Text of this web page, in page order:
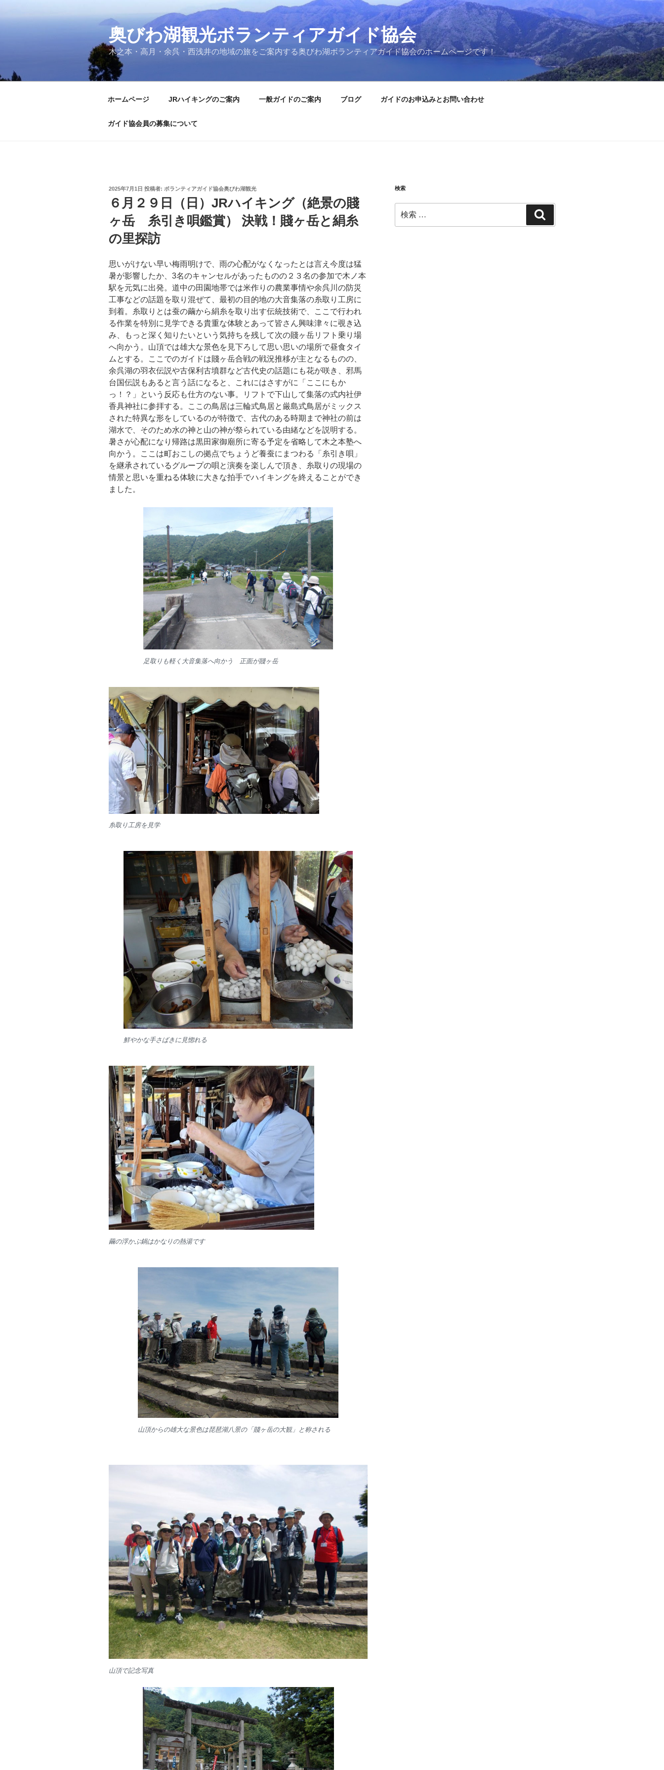
ス
奥びわ湖観光ボランティアガイド協会
木之本・高月・余呉・西浅井の地域の旅をご案内する奥びわ湖ボランティアガイド協会のホームページです！
ホームページ JRハイキングのご案内 一般ガイドのご案内 ブログ ガイドのお申込みとお問い合わせ
ガイド協会員の募集について
投
日:
2025年7月1日 投稿者: ボランティアガイド協会奥びわ湖観光
６月２９日（日）JRハイキング（絶景の賤
ヶ岳 糸引き唄鑑賞） 決戦！賤ヶ岳と絹糸
の里探訪
思いがけない早い梅雨明けで、雨の心配がなくなったとは言え今度は猛
暑が影響したか、3名のキャンセルがあったものの２３名の参加で木ノ本
駅を元気に出発。道中の田園地帯では米作りの農業事情や余呉川の防災
工事などの話題を取り混ぜて、最初の目的地の大音集落の糸取り工房に
到着。糸取りとは蚕の繭から絹糸を取り出す伝統技術で、ここで行われ
る作業を特別に見学できる貴重な体験とあって皆さん興味津々に覗き込
み、もっと深く知りたいという気持ちを残して次の賤ヶ岳リフト乗り場
へ向かう。山頂では雄大な景色を見下ろして思い思いの場所で昼食タイ
ムとする。ここでのガイドは賤ヶ岳合戦の戦況推移が主となるものの、
余呉湖の羽衣伝説や古保利古墳群など古代史の話題にも花が咲き、邪馬
台国伝説もあると言う話になると、これにはさすがに「ここにもか
っ！？」という反応も仕方のない事。リフトで下山して集落の式内社伊
香具神社に参拝する。ここの鳥居は三輪式鳥居と厳島式鳥居がミックス
された特異な形をしているのが特徴で、古代のある時期まで神社の前は
湖水で、そのため水の神と山の神が祭られている由緒などを説明する。
暑さが心配になり帰路は黒田家御廟所に寄る予定を省略して木之本塾へ
向かう。ここは町おこしの拠点でちょうど養蚕にまつわる「糸引き唄」
を継承されているグループの唄と演奏を楽しんで頂き、糸取りの現場の
情景と思いを重ねる体験に大きな拍手でハイキングを終えることができ
ました。
足取りも軽く大音集落へ向かう 正面が賤ヶ岳
糸取り工房を見学
鮮やかな手さばきに見惚れる
繭の浮かぶ鍋はかなりの熱湯です
山頂からの雄大な景色は琵琶湖八景の「賤ヶ岳の大観」と称される
山頂で記念写真
検索
索:
索